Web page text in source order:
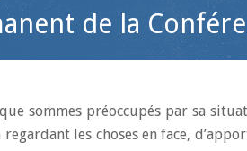
de la
sommes préoccupés par sa
les choses en face,